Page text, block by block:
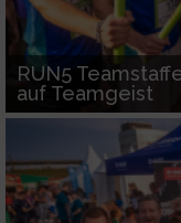
RUN5
auf Teamgeist